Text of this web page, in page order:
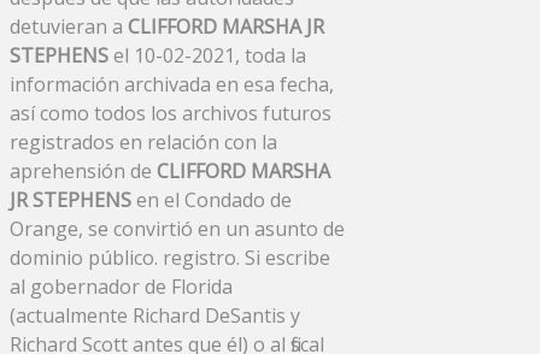
detuvieran a CLIFFORD MARSHA JR
STEPHENSel 10-02-2021, toda la
información archivada en esa fecha,
así como todos los archivos futuros
registrados en relación con la
aprehensión de CLIFFORD MARSHA
JR STEPHENSen el Condado de
Orange, se convirtió en un asunto de
dominio público. registro. Si escribe
al gobernador de Florida
(actualmente Richard DeSantis y
Richard Scott antes que él) o al fiscal